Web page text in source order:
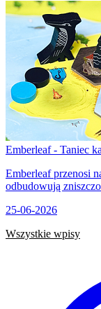
Emberleaf - Taniec
Emberleaf przenosi
odbudowują
25-06-2026
Wszystkie wpisy